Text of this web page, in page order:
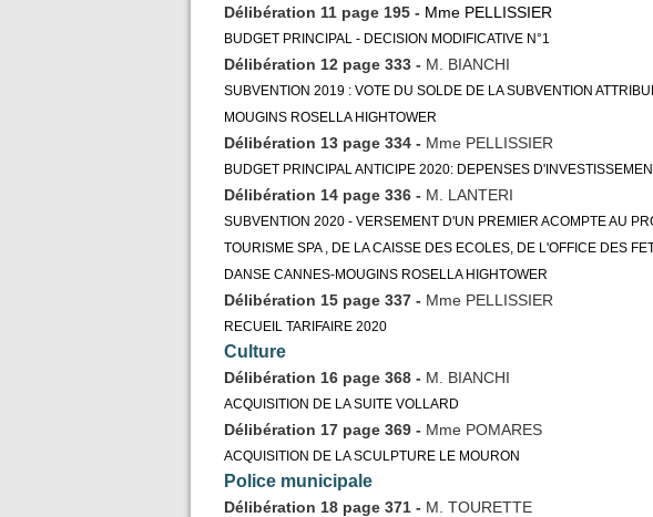
Délibération 11 page 195 - Mme PELLISSIER
BUDGET PRINCIPAL - DECISION MODIFICATIVE N°1
Délibération 12 page 333 - M. BIANCHI
SUBVENTION 2019 : VOTE DU SOLDE DE LA SUBVENTION
MOUGINS ROSELLA HIGHTOWER
Délibération 13 page 334 - Mme PELLISSIER
BUDGET PRINCIPAL ANTICIPE 2020: DEPENSES
Délibération 14 page 336 - M. LANTERI
SUBVENTION 2020 - VERSEMENT D'UN PREMIER ACOMPTE AU
TOURISME SPA , DE LA CAISSE DES ECOLES, DE L'OFFICE DES
DANSE CANNES-MOUGINS ROSELLA HIGHTOWER
Délibération 15 page 337 - Mme PELLISSIER
RECUEIL TARIFAIRE 2020
Culture
Délibération 16 page 368 - M. BIANCHI
ACQUISITION DE LA SUITE VOLLARD
Délibération 17 page 369 - Mme POMARES
ACQUISITION DE LA SCULPTURE LE MOURON
Police municipale
Délibération 18 page 371 - M. TOURETTE